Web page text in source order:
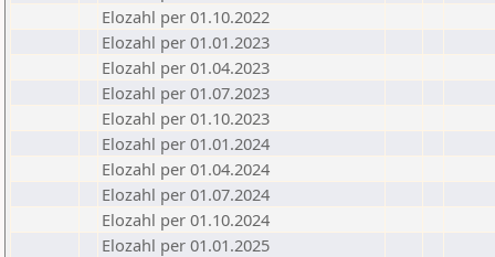
Elozahl per 01.10.2022
Elozahl per 01.01.2023
Elozahl per 01.04.2023
Elozahl per 01.07.2023
Elozahl per 01.10.2023
Elozahl per 01.01.2024
Elozahl per 01.04.2024
Elozahl per 01.07.2024
Elozahl per 01.10.2024
Elozahl per 01.01.2025